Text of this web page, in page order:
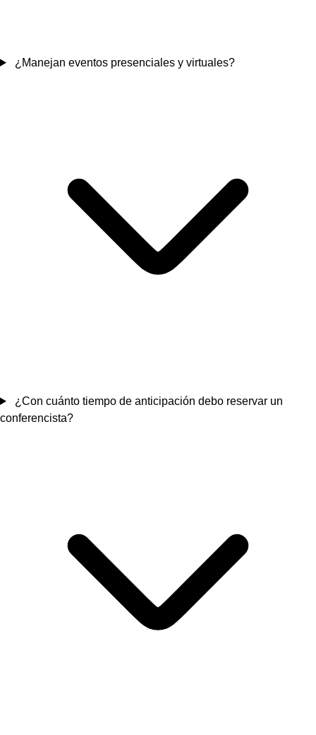
¿Manejan eventos presenciales y virtuales?
¿Con cuánto tiempo de anticipación debo reservar un
conferencista?